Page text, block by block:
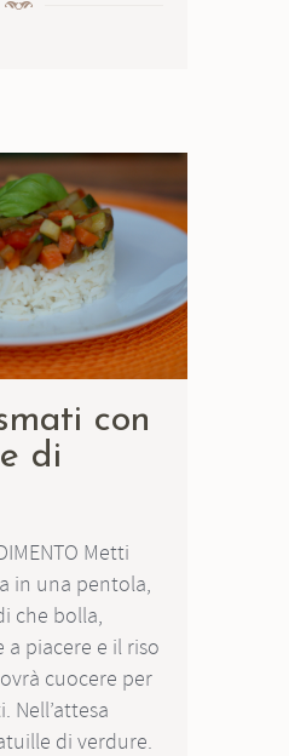
con
di
Metti
in una pentola,
che bolla,
a piacere e il riso
cuocere per
Nell’attesa
di verdure.